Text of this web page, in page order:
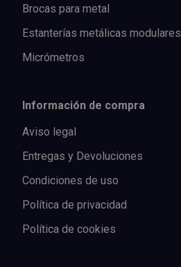
Brocas para metal
Estanterías metálicas modulares
Micrómetros
Información de compra
Aviso legal
Entregas y Devoluciones
Condiciones de uso
Política de privacidad
Política de cookies